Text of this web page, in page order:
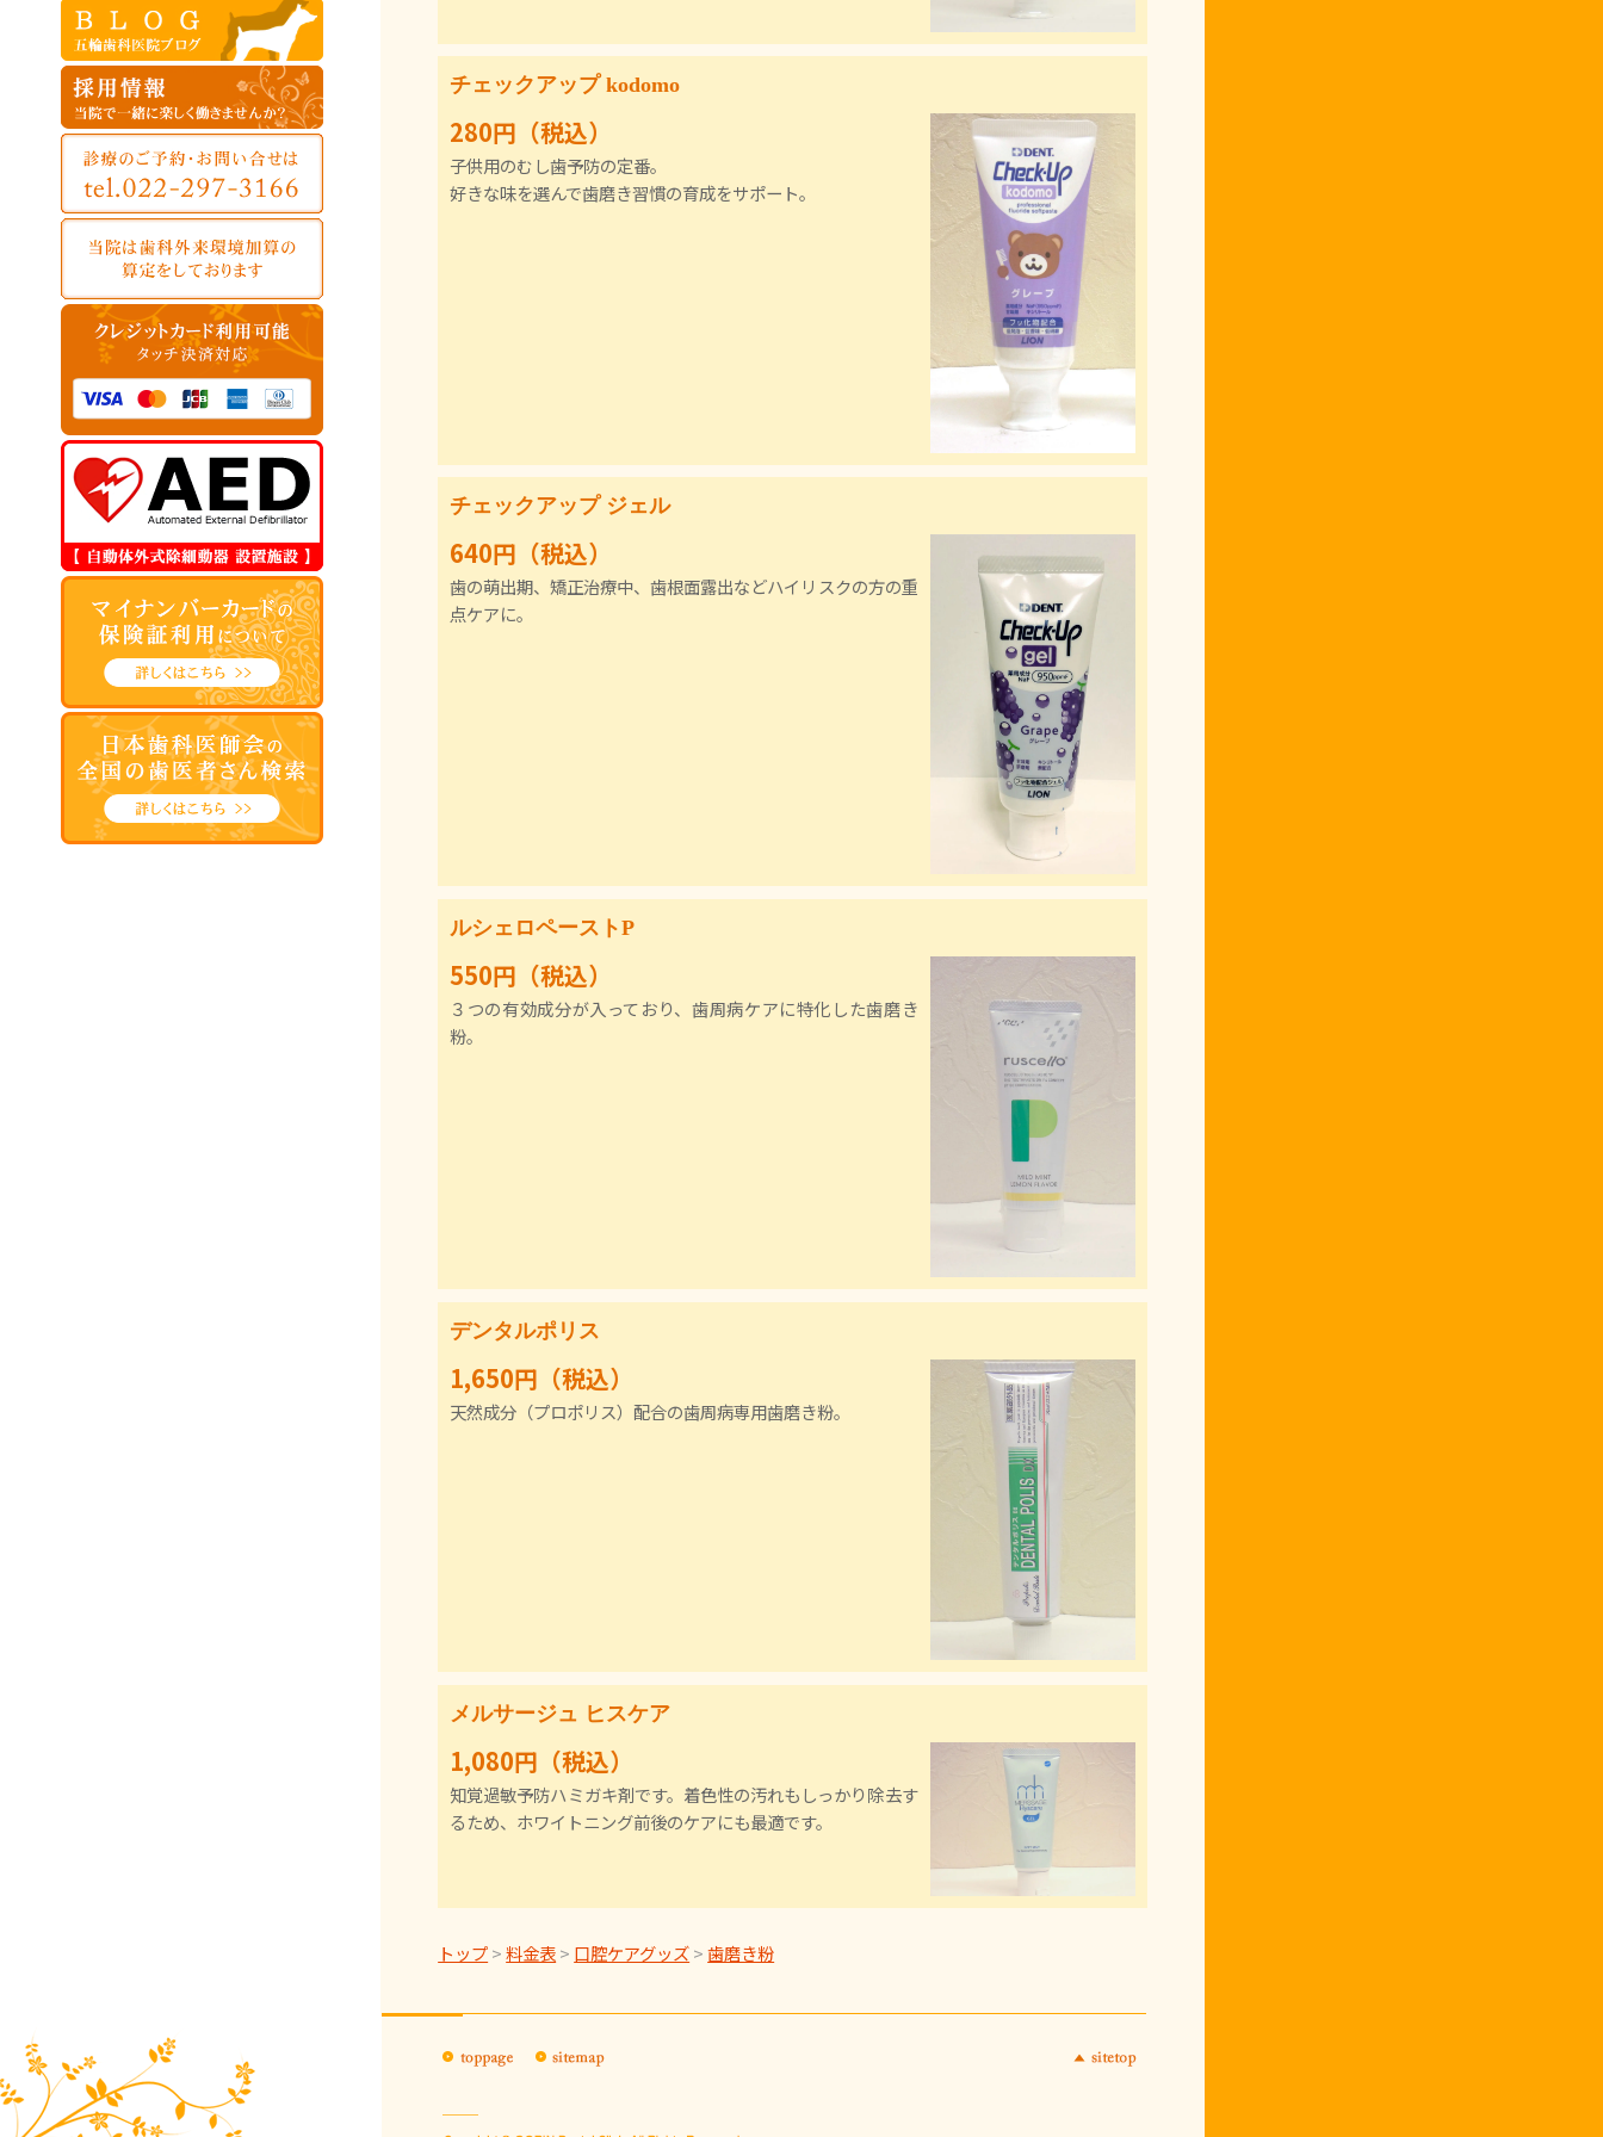
チェックアップ kodomo
280円（税込）
子供用のむし歯予防の定番。
好きな味を選んで歯磨き習慣の育成をサポート。
チェックアップ ジェル
640円（税込）
歯の萌出期、矯正治療中、歯根面露出などハイリスクの方の重
点ケアに。
ルシェロペーストP
550円（税込）
３つの有効成分が入っており、歯周病ケアに特化した歯磨き
粉。
デンタルポリス
1,650円（税込）
天然成分（プロポリス）配合の歯周病専用歯磨き粉。
メルサージュ ヒスケア
1,080円（税込）
知覚過敏予防ハミガキ剤です。着色性の汚れもしっかり除去す
るため、ホワイトニング前後のケアにも最適です。
トップ>料金表> 口腔ケアグッズ>歯磨き粉